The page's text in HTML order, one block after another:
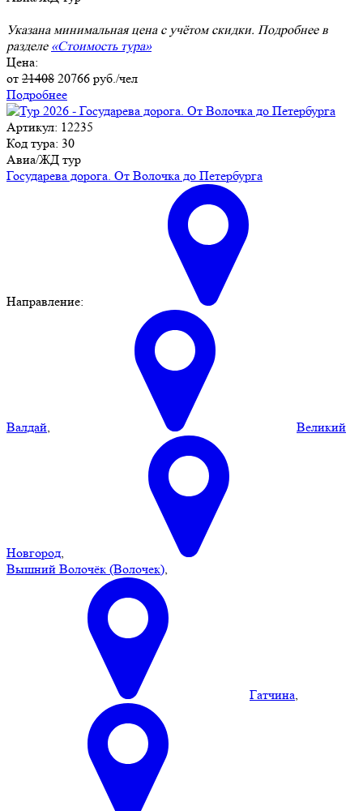
Указана минимальная цена с учётом скидки. Подробнее в
разделе «Стоимость тура»
Цена:
от 21408 20766 руб./чел
Подробнее
Артикул: 12235
Код тура: 30
Авиа/ЖД тур
Государева дорога. От Волочка до Петербурга
Направление:
Валдай, Великий
Новгород,
Вышний Волочёк (Волочек),
Гатчина,